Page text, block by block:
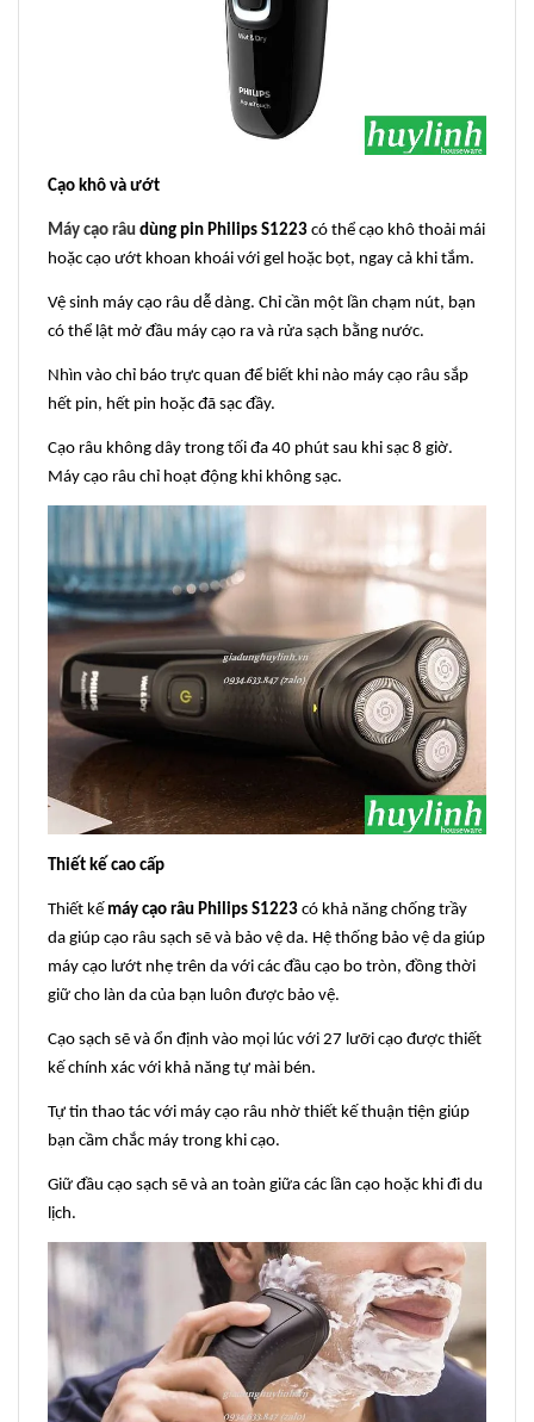
Cạo khô và ướt
Máy cạo râu dùng pin Philips S1223 có thể cạo khô thoải mái
hoặc cạo ướt khoan khoái với gel hoặc bọt, ngay cả khi tắm.
Vệ sinh máy cạo râu dễ dàng. Chỉ cần một lần chạm nút, bạn
có thể lật mở đầu máy cạo ra và rửa sạch bằng nước.
Nhìn vào chỉ báo trực quan để biết khi nào máy cạo râu sắp
hết pin, hết pin hoặc đã sạc đầy.
Cạo râu không dây trong tối đa 40 phút sau khi sạc 8 giờ.
Máy cạo râu chỉ hoạt động khi không sạc.
Thiết kế cao cấp
Thiết kế máy cạo râu Philips S1223 có khả năng chống trầy
da giúp cạo râu sạch sẽ và bảo vệ da. Hệ thống bảo vệ da giúp
máy cạo lướt nhẹ trên da với các đầu cạo bo tròn, đồng thời
giữ cho làn da của bạn luôn được bảo vệ.
Cạo sạch sẽ và ổn định vào mọi lúc với 27 lưỡi cạo được thiết
kế chính xác với khả năng tự mài bén.
Tự tin thao tác với máy cạo râu nhờ thiết kế thuận tiện giúp
bạn cầm chắc máy trong khi cạo.
Giữ đầu cạo sạch sẽ và an toàn giữa các lần cạo hoặc khi đi du
lịch.